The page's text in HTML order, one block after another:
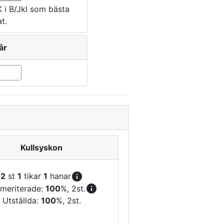
i B/Jkl som bästa
Kullsyskon
2st 1 tikar 1 hanarinfo
100%, 2st.info
Utställda: 100%, 2st.